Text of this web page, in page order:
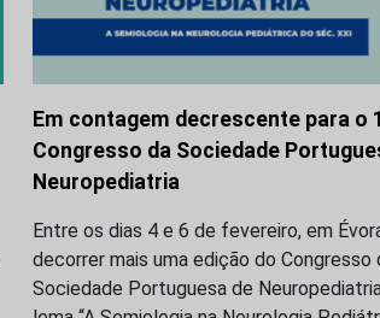
Em contagem decrescente para o
Congresso da Sociedade
Neuropediatria
Entre os dias 4 e 6 de fevereiro, em
decorrer mais uma edição do Congresso
Sociedade Portuguesa de